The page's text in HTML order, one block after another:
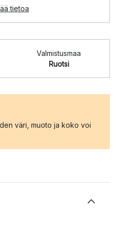
tietoa
Valmistusmaa
Ruotsi
väri, muoto ja koko voi